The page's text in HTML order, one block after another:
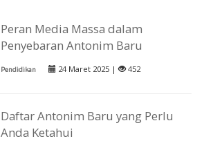
Peran Media Massa dalam
Penyebaran Antonim Baru
Pendidikan 24 Maret 2025 | 452
Daftar Antonim Baru yang Perlu
Anda Ketahui